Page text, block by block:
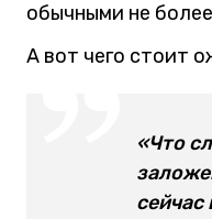
обычными не более
А вот чего стоит
«Что
сейчас